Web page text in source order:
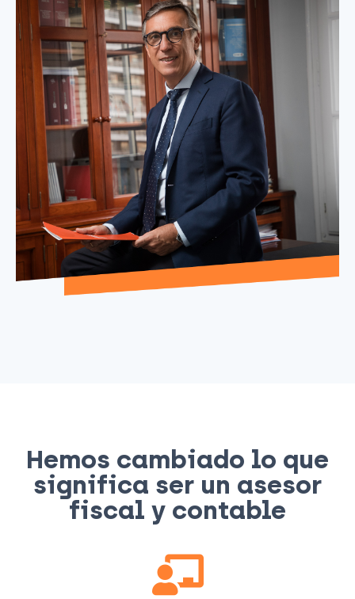
Hemos cambiado lo que
significa ser un asesor
fiscal y contable​